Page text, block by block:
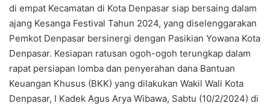
di empat Kecamatan di Kota Denpasar siap bersaing dalam
ajang Kesanga Festival Tahun 2024, yang diselenggarakan
Pemkot Denpasar bersinergi dengan Pasikian Yowana Kota
Denpasar. Kesiapan ratusan ogoh-ogoh terungkap dalam
rapat persiapan lomba dan penyerahan dana Bantuan
Keuangan Khusus (BKK) yang dilakukan Wakil Wali Kota
Denpasar, I Kadek Agus Arya Wibawa, Sabtu (10/2/2024) di